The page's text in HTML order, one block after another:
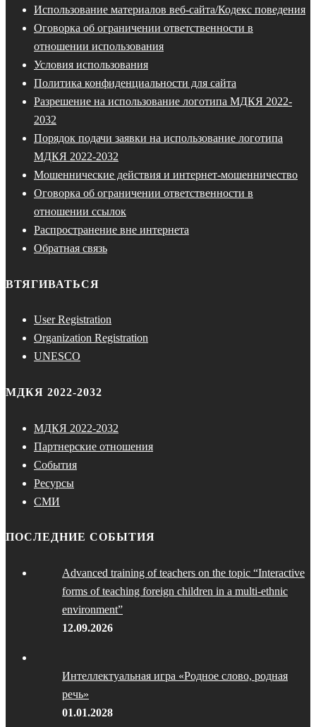
Использование материалов веб-сайта/Кодекс поведения
Оговорка об ограничении ответственности в
отношении использования
Условия использования
Политика конфиденциальности для сайта
Разрешение на использование логотипа МДКЯ 2022-
2032
Порядок подачи заявки на использование логотипа
МДКЯ 2022-2032
Мошеннические действия и интернет-мошенничество
Оговорка об ограничении ответственности в
отношении ссылок
Распространение вне интернета
Обратная связь
ВТЯГИВАТЬСЯ
User Registration
Organization Registration
UNESCO
МДКЯ 2022-2032
МДКЯ 2022-2032
Партнерские отношения
События
Ресурсы
СМИ
ПОСЛЕДНИЕ СОБЫТИЯ
Advanced training of teachers on the topic “Interactive
forms of teaching foreign children in a multi-ethnic
environment”
12.09.2026
Интеллектуальная игра «Родное слово, родная
речь»
01.01.2028